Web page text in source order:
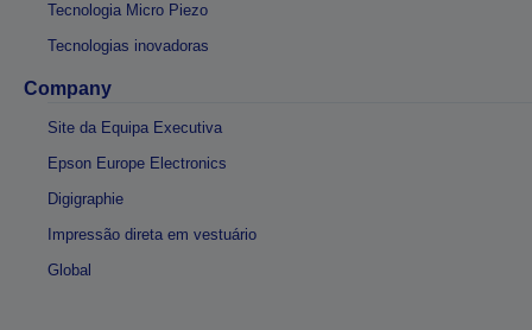
Tecnologia Micro Piezo
Tecnologias inovadoras
Company
Site da Equipa Executiva
Epson Europe Electronics
Digigraphie
Impressão direta em vestuário
Global